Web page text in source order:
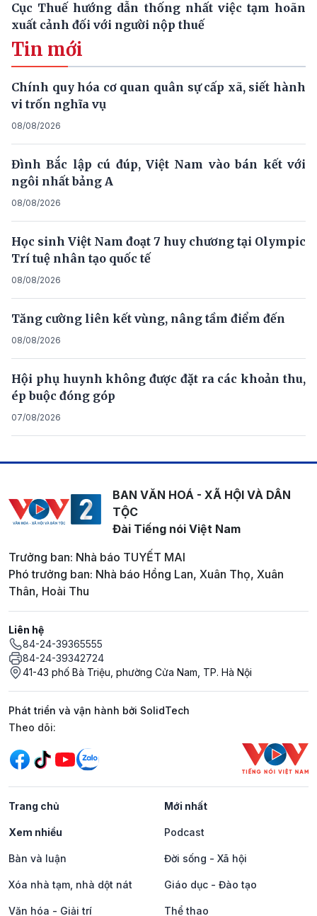
Cục Thuế hướng dẫn thống nhất việc tạm hoãn
xuất cảnh đối với người nộp thuế
Tin mới
Chính quy hóa cơ quan quân sự cấp xã, siết hành
vi trốn nghĩa vụ
08/08/2026
Đình Bắc lập cú đúp, Việt Nam vào bán kết với
ngôi nhất bảng A
08/08/2026
Học sinh Việt Nam đoạt 7 huy chương tại Olympic
Trí tuệ nhân tạo quốc tế
08/08/2026
Tăng cường liên kết vùng, nâng tầm điểm đến
08/08/2026
Hội phụ huynh không được đặt ra các khoản thu,
ép buộc đóng góp
07/08/2026
BAN VĂN HOÁ - XÃ HỘI VÀ DÂN
TỘC
Đài Tiếng nói Việt Nam
Trưởng ban: Nhà báo TUYẾT MAI
Phó trưởng ban: Nhà báo Hồng Lan, Xuân Thọ, Xuân
Thân, Hoài Thu
Liên hệ
84-24-39365555
84-24-39342724
41-43 phố Bà Triệu, phường Cửa Nam, TP. Hà Nội
Phát triển và vận hành bởi SolidTech
Mạng xã hội
Theo dõi:
Trang chủ Mới nhất
Xem nhiều Podcast
Bàn và luận Đời sống - Xã hội
Xóa nhà tạm, nhà dột nát Giáo dục - Đào tạo
Văn hóa - Giải trí Thể thao